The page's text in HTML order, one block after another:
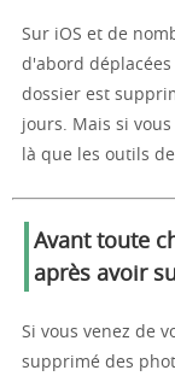
Sur iOS et de
d'abord déplacées
dossier est
jours. Mais si
là que les outils
Avant toute
après avoir
Si vous venez de
supprimé des